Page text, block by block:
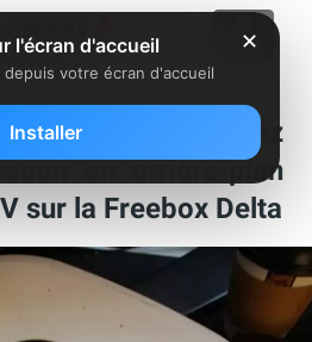
? Vous pouvez
en arrière-plan
sur la Freebox Delta
✕
l'écran d'accueil
depuis votre écran d'accueil
Installer